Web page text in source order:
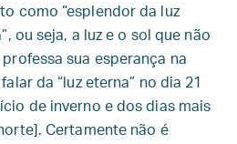
como “esplendor da luz
ou seja, a luz e o sol que não
sua esperança na
da “luz eterna” no dia 21
de inverno e dos dias mais
Certamente não é